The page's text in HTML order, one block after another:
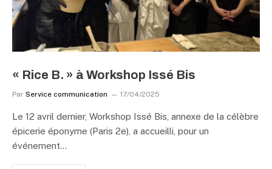
« Rice B. » à Workshop Issé Bis
Par Service communication 17/04/2025
Le 12 avril dernier, Workshop Issé Bis, annexe de la célèbre
épicerie éponyme (Paris 2e), a accueilli, pour un
événement…